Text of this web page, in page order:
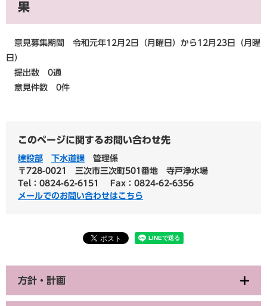
果
意見募集期間 令和元年12月2日（月曜日）から12月23日（月曜
日）
提出数 0通
意見件数 0件
このページに関するお問い合わせ先
建設部 下水道課
管理係
〒728-0021
三次市三次町501番地 寺戸浄水場
Tel：0824-62-6151
Fax：0824-62-6356
メールでのお問い合わせはこちら
方針・計画